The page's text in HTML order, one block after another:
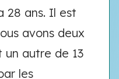
28 ans. Il est
avons deux
un autre de 13
les